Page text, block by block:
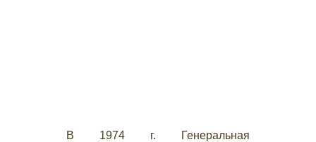
В 1974 г. Генеральная